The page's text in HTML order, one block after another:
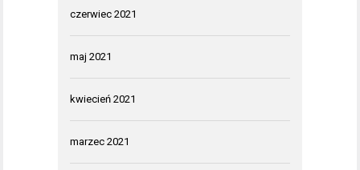
czerwiec 2021
maj 2021
kwiecień 2021
marzec 2021